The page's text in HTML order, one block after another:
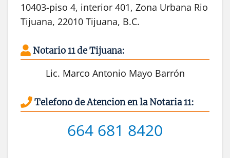
10403-piso 4, interior 401, Zona Urbana Rio
Tijuana, 22010 Tijuana, B.C.
Notario 11 de Tijuana:
Lic. Marco Antonio Mayo Barrón
Telefono de Atencion en la Notaria 11:
664 681 8420